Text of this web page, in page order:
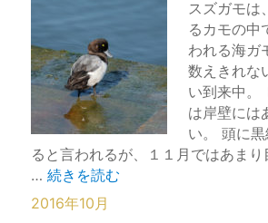
スズガモは
るカモの中
われる海ガ
数えきれな
い到来中。
は岸壁には
い。 頭に
ると言われるが、１１月ではあま
…“群れるスズガモ【三番瀬】” の
続きを読む
2016年10月